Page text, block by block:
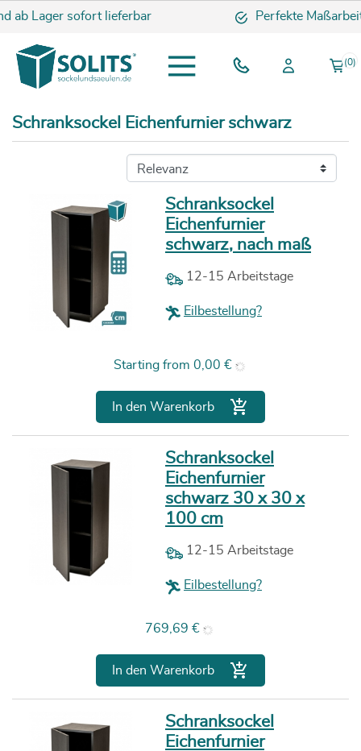
Lager sofort lieferbar Perfekte Maßarbeit
(0)
Schranksockel Eichenfurnier schwarz
Schranksockel
Eichenfurnier
schwarz, nach maß
12-15 Arbeitstage
Eilbestellung?
Starting from Preis
0,00 €
In den Warenkorb 
Schranksockel
Eichenfurnier
schwarz 30 x 30 x
100 cm
12-15 Arbeitstage
Eilbestellung?
Preis
769,69 €
In den Warenkorb 
Schranksockel
Eichenfurnier